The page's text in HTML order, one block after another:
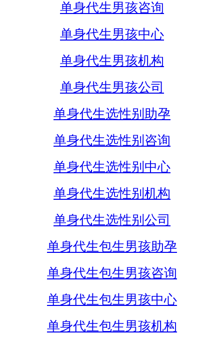
单身代生男孩咨询
单身代生男孩中心
单身代生男孩机构
单身代生男孩公司
单身代生选性别助孕
单身代生选性别咨询
单身代生选性别中心
单身代生选性别机构
单身代生选性别公司
单身代生包生男孩助孕
单身代生包生男孩咨询
单身代生包生男孩中心
单身代生包生男孩机构